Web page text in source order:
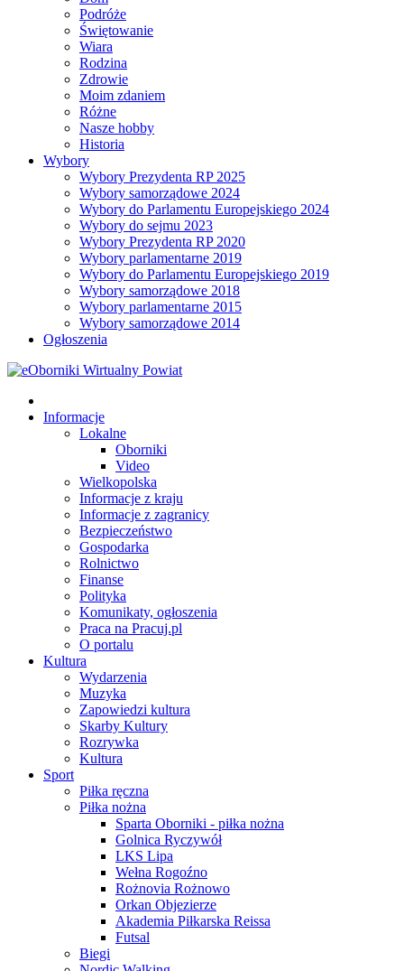
Podróże
Świętowanie
Wiara
Rodzina
Zdrowie
Moim zdaniem
Różne
Nasze hobby
Historia
Wybory
Wybory Prezydenta RP 2025
Wybory samorządowe 2024
Wybory do Parlamentu Europejskiego 2024
Wybory do sejmu 2023
Wybory Prezydenta RP 2020
Wybory parlamentarne 2019
Wybory do Parlamentu Europejskiego 2019
Wybory samorządowe 2018
Wybory parlamentarne 2015
Wybory samorządowe 2014
Ogłoszenia
Informacje
Lokalne
Oborniki
Video
Wielkopolska
Informacje z kraju
Informacje z zagranicy
Bezpieczeństwo
Gospodarka
Rolnictwo
Finanse
Polityka
Komunikaty, ogłoszenia
Praca na Pracuj.pl
O portalu
Kultura
Wydarzenia
Muzyka
Zapowiedzi kultura
Skarby Kultury
Rozrywka
Kultura
Sport
Piłka ręczna
Piłka nożna
Sparta Oborniki - piłka nożna
Golnica Ryczywół
LKS Lipa
Wełna Rogoźno
Rożnovia Rożnowo
Orkan Objezierze
Akademia Piłkarska Reissa
Futsal
Biegi